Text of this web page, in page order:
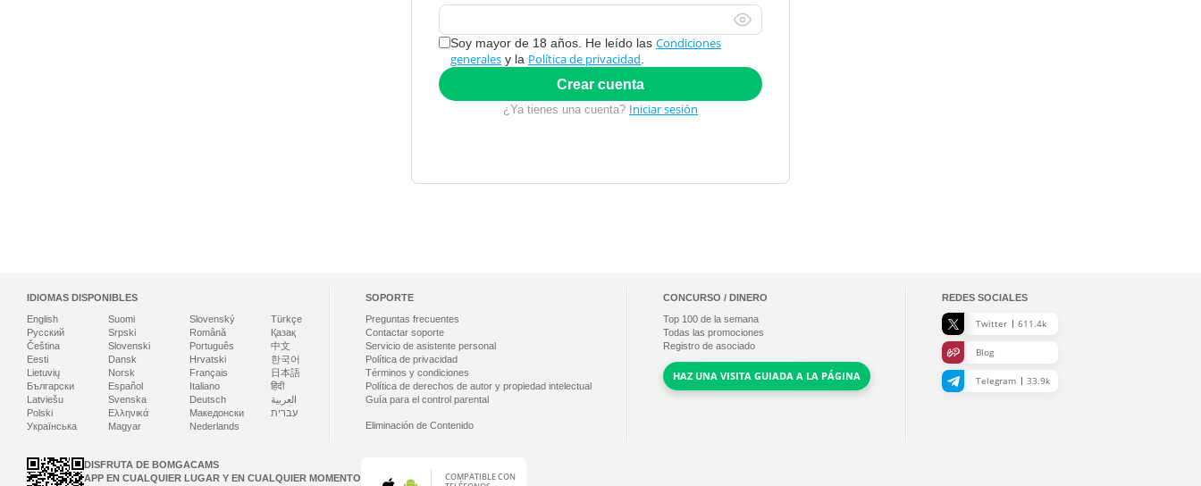
Soy mayor de 18 años. He leído las Condiciones
generales y la Política de privacidad
Crear cuenta
¿Ya tienes una cuenta? Iniciar sesión
IDIOMAS DISPONIBLES
English
Русский
Čeština
Eesti
Lietuvių
Български
Latviešu
Polski
Українська
Suomi
Srpski
Slovenski
Dansk
Norsk
Español
Svenska
Ελληνικά
Magyar
Slovenský
Română
Português
Hrvatski
Français
Italiano
Deutsch
Македонски
Nederlands
Türkçe
Қазақ
中文
한국어
日本語
हिंदी
العربية
עברית
SOPORTE
Preguntas frecuentes
Contactar soporte
Servicio de asistente personal
Política de privacidad
Términos y condiciones
Política de derechos de autor y propiedad intelectual
Guía para el control parental
Eliminación de Contenido
CONCURSO / DINERO
Top 100 de la semana
Todas las promociones
Registro de asociado
HAZ UNA VISITA GUIADA A LA PÁGINA
REDES SOCIALES
Twitter 611.4k
Blog
Telegram 33.9k
DISFRUTA DE BOMGACAMS
APP EN CUALQUIER LUGAR Y EN CUALQUIER MOMENTO
COMPATIBLE CON